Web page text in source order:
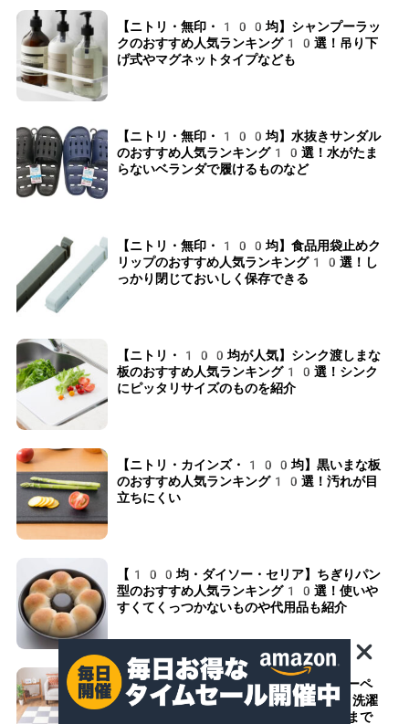
【ニトリ・無印・100均】シャンプーラッ
クのおすすめ人気ランキング10選！吊り下
げ式やマグネットタイプなども
【ニトリ・無印・100均】水抜きサンダル
のおすすめ人気ランキング10選！水がたま
らないベランダで履けるものなど
【ニトリ・無印・100均】食品用袋止めク
リップのおすすめ人気ランキング10選！し
っかり閉じておいしく保存できる
【ニトリ・100均が人気】シンク渡しまな
板のおすすめ人気ランキング10選！シンク
にピッタリサイズのものを紹介
【ニトリ・カインズ・100均】黒いまな板
のおすすめ人気ランキング10選！汚れが目
立ちにくい
【100均・ダイソー・セリア】ちぎりパン
型のおすすめ人気ランキング10選！使いや
すくてくっつかないものや代用品も紹介
【ニトリ・サンコー】ペット用タイルカーペ
ットのおすすめ人気ランキング10選！洗濯
機で洗えるものや安くておしゃれなものまで